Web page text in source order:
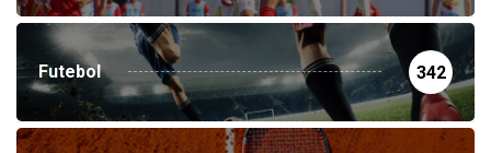
Futebol 342